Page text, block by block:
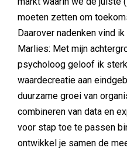
moeten zetten om
Daarover nadenken vind
Marlies: Met mijn
psycholoog geloof ik
waardecreatie aan
duurzame groei van
combineren van data en
voor stap toe te passen
ontwikkel je samen de